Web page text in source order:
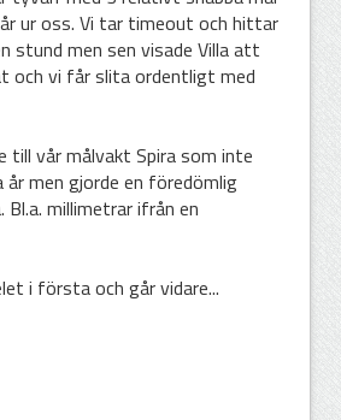
ur oss. Vi tar timeout och hittar
stund men sen visade Villa att
och vi får slita ordentligt med
till vår målvakt Spira som inte
men gjorde en föredömlig
millimetrar ifrån en
i första och går vidare...